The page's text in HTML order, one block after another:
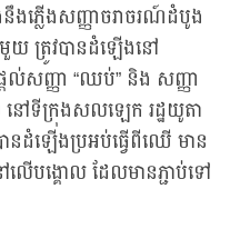
ងភ្លើងសញ្ញាចរាចរណ៍ដំបូង
ត្រូវបានដំឡើងនៅ
ល់សញ្ញា “ឈប់” និង សញ្ញា
នៅទីក្រុងសលឡេក រដ្ឋយូតា
នដំឡើងប្រអប់ធ្វើពីឈើ មាន
បង្គោល ដែលមានភ្ជាប់ទៅ